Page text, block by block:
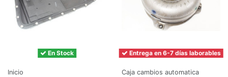
En Stock
Inicio
Entrega en 6-7 días laborables
Caja cambios automatica